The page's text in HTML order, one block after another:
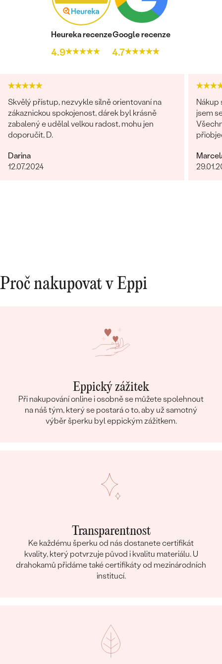
Heureka recenze
4.9
Google recenze
4.7
Skvělý přístup, nezvykle silně orientovaní na
zákaznickou spokojenost, dárek byl krásně
zabalený e udělal velkou radost, mohu jen
doporučit, D.
Darina
12.07.2024
Nákup
jsem
Proč nakupovat v Eppi
Eppický zážitek
Při nakupování online i osobně se můžete spolehnout
na náš tým, který se postará o to, aby už samotný
výběr šperku byl eppickým zážitkem.
Transparentnost
Ke každému šperku od nás dostanete certifikát
kvality, který potvrzuje původ i kvalitu materiálu. U
drahokamů přidáme také certifikáty od mezinárodních
institucí.